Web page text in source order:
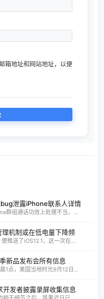
箱地址和网站地址，以便
泄露iPhone联系人详情
群组通话功效上处理不当，...
理机制或在低电量下降频
送了iOS12.1，这一次在...
新品发布会所有信息
1点，美国当地时光9月12日...
发者披露录屏收集信息